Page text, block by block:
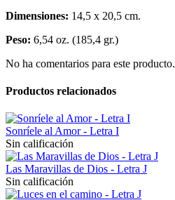
Dimensiones: 14,5 x 20,5 cm.
Peso: 6,54 oz. (185,4 gr.)
No ha comentarios para este producto.
Productos relacionados
Sonríele al Amor - Letra I
Sin calificación
Las Maravillas de Dios - Letra J
Sin calificación